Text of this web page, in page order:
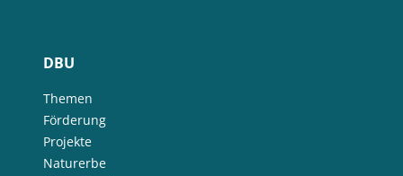
DBU
Themen
Förderung
Projekte
Naturerbe